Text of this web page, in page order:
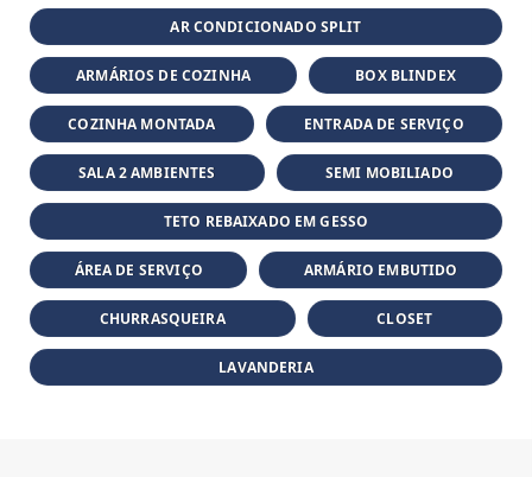
AR CONDICIONADO SPLIT
ARMÁRIOS DE COZINHA BOX BLINDEX
COZINHA MONTADA ENTRADA DE SERVIÇO
SALA 2 AMBIENTES SEMI MOBILIADO
TETO REBAIXADO EM GESSO
ÁREA DE SERVIÇO ARMÁRIO EMBUTIDO
CHURRASQUEIRA CLOSET
LAVANDERIA